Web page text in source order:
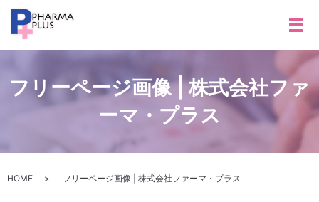
メ
フリーページ画像 | 株式会社ファ
ーマ・プラス
HOME フリーページ画像 | 株式会社ファーマ・プラス